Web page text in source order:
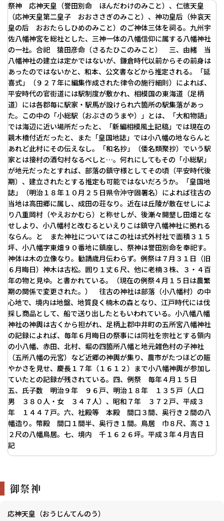
祭神 応神天皇（誉田別命 ほんだわけのみこと）、仁徳天皇
（応神天皇第二皇子 おおささぎのみこと）、神功皇后（仲哀天
皇の后 おおたらしひめのみこと）のご神体三体を祠る。九州宇
佐八幡神宮を総社とした、三神一体の八幡信仰に属する八幡神社
の一社。合祀 猿田彦命（さるたひこのみこと） 三、由緒 当
八幡神社の建立は定かではないが、鎌倉時代以前からその前身は
あったのではないかと、和本、公文書などから推定される。「延
喜式」（９２７年に編集作成された律令の施行細則）によれば、
平安時代の官街道には駅制度が敷かれ、相模国の東海道（足柄
道）には各郡毎に駅家・駅馬が設けられ六箇所の駅集落があっ
た。この中の「小総駅（おぶさのうまや）」とは、「大和物語」
では海辺に近い場所だったと、「新編相模風土記稿」では現在の
親木橋付近だったと、また「皇国地誌」では小八幡の地ならんと
あれど此村にその伝えなし。「和名抄」（倭名類聚抄）でいう駅
家とは接村の酒匂村なるべしと…。何れにしてもその「小総駅」
が地元だったとすれば、部落の鎮守様としてその頃（平安時代後
期）、建立されたとする推定も可能ではないだろうか。「皇国地
誌」（明治１８年１０月２５日県令沖守固署名）によれば往古の
当地は高田郷に属し、成田の荘なり。近在は丘陵が散在せしによ
り八重岡村（やえおかむら）と称せしが、後漸々開墾し田畑とな
せしより、小八幡村と改むるといえりこは鎮守八幡神社に拠れる
ならん。と また神社についてはこの社は式外村社で面積３１５
坪、小八幡字東畑９０番地に鎮座し、祭神は誉田別命を奉祀す。
神体は木の立像なり。勧請歳月伝わらず。例祭は７月３１日（旧
６月晦日）神木は古松。囲り１丈６尺、他に老楠３株、３・４百
年の物と見ゆ。と書かれている。（現在の例祭４月１５日は農繁
期の関係で変更された。） 往古の神社は部落（小八幡村）の中
心地で、境内は地盤、地質良く楠木の森となり、江戸時代には伐
採し商品として、船で送り出したともいわれている。小八幡八幡
神社の神輿は古くから担がれ、足柄上郡中井町の五所宮八幡神社
の記録によれば、毎年６月晦日の祭事には同社を宗社とする領内
の小八幡、赤田、北村、堀の四箇所八幡と地元雑色村の子神社
（五所八幡の元宮）など近郷の神輿が集り、農市がたつほどの賑
やかさを見せ、慶長１７年（１６１２）まで小八幡神輿が参加し
ていたとの記録が残されている。四、例祭 毎年４月１５日
五、氏子数 明治９年 ９６戸、明治１８年 １３５戸（人口
男 ３８０人・女 ３４７人）、昭和７年 ３７２戸、平成３
年 １４４７戸。六、社殿等 本殿 間口３間、奥行き２間の八
幡造り。幣殿 間口１間半、奥行き１間。鳥居 巾８尺、高さ１
２尺の八幡鳥居。七、境内 千１６２６坪。平成３年４月吉日
記
御祭神
応神天皇（おうじんてんのう）